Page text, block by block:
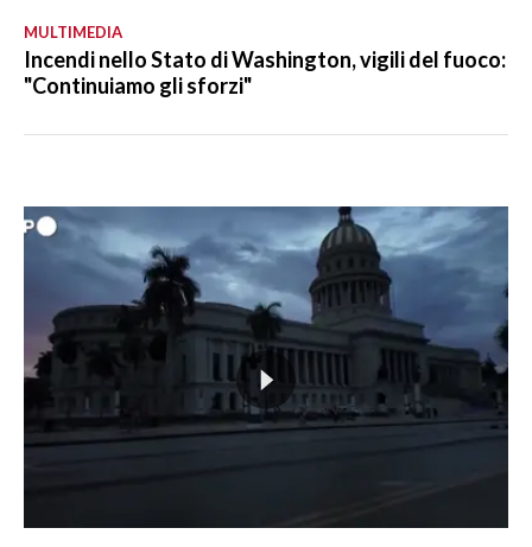
MULTIMEDIA
Incendi nello Stato di Washington, vigili del fuoco:
"Continuiamo gli sforzi"